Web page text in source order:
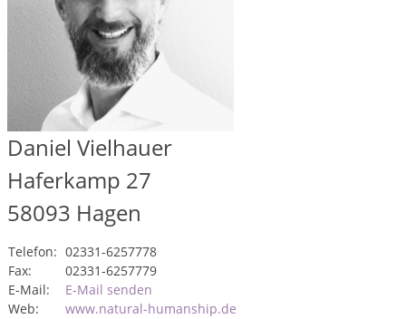
Daniel Vielhauer
Haferkamp 27
58093 Hagen
Telefon: 02331-6257778
Fax:
02331-6257779
E-Mail:
E-Mail senden
Web:
www.natural-humanship.de